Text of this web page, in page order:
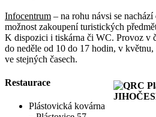
Infocentrum – na rohu návsi se
možnost zakoupení turistických
K dispozici i tiskárna či WC. Provoz v
do neděle od 10 do 17 hodin, v
ve stejných časech.
Restaurace
Plástovická kovárna